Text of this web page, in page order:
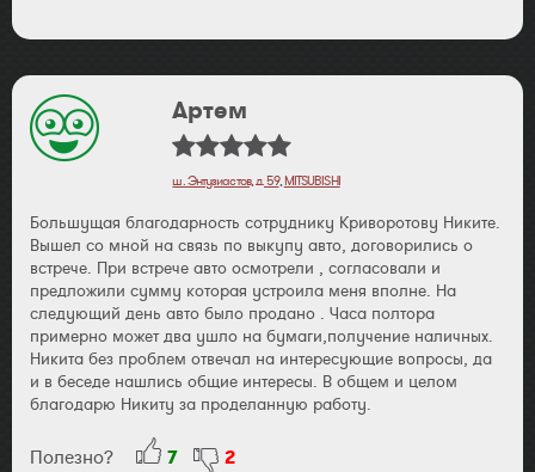
Артем
ш. Энтузиастов, д. 59,MITSUBISHI
Большущая благодарность сотруднику Криворотову Никите.
Вышел со мной на связь по выкупу авто, договорились о
встрече. При встрече авто осмотрели , согласовали и
предложили сумму которая устроила меня вполне. На
следующий день авто было продано . Часа полтора
примерно может два ушло на бумаги,получение наличных.
Никита без проблем отвечал на интересующие вопросы, да
и в беседе нашлись общие интересы. В общем и целом
благодарю Никиту за проделанную работу.
Полезно? 7 2